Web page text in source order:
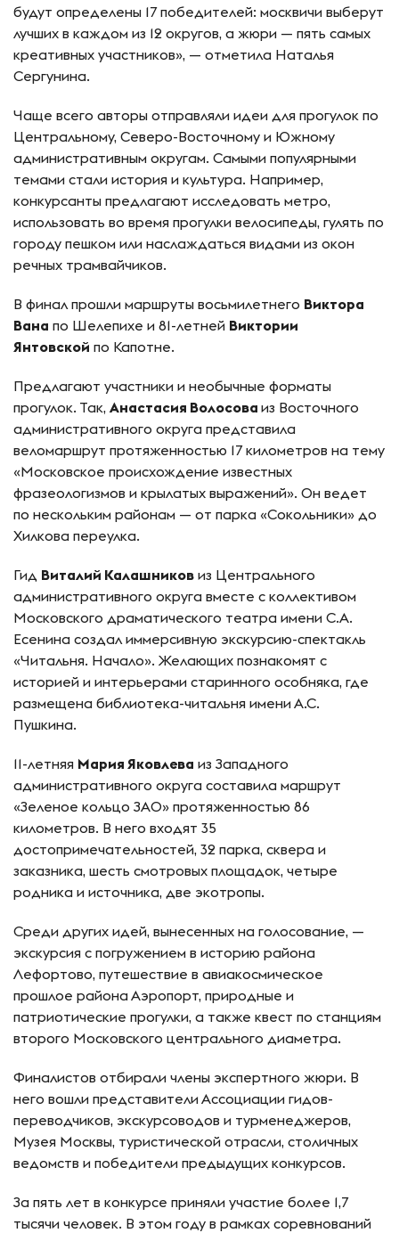
будут определены 17 победителей: москвичи выберут
лучших в каждом из 12 округов, а жюри — пять самых
креативных участников», — отметила Наталья
Сергунина.
Чаще всего авторы отправляли идеи для прогулок по
Центральному, Северо-Восточному и Южному
административным округам. Самыми популярными
темами стали история и культура. Например,
конкурсанты предлагают исследовать метро,
использовать во время прогулки велосипеды, гулять по
городу пешком или наслаждаться видами из окон
речных трамвайчиков.
В финал прошли маршруты восьмилетнего Виктора
Вана по Шелепихе и 81-летней Виктории
Янтовской по Капотне.
Предлагают участники и необычные форматы
прогулок. Так, Анастасия Волосова из Восточного
административного округа представила
веломаршрут протяженностью 17 километров на тему
«Московское происхождение известных
фразеологизмов и крылатых выражений». Он ведет
по нескольким районам — от парка «Сокольники» до
Хилкова переулка.
Гид Виталий Калашников из Центрального
административного округа вместе с коллективом
Московского драматического театра имени С.А.
Есенина создал иммерсивную экскурсию-спектакль
«Читальня. Начало». Желающих познакомят с
историей и интерьерами старинного особняка, где
размещена библиотека-читальня имени А.С.
Пушкина.
11-летняя Мария Яковлева из Западного
административного округа составила маршрут
«Зеленое кольцо ЗАО» протяженностью 86
километров. В него входят 35
достопримечательностей, 32 парка, сквера и
заказника, шесть смотровых площадок, четыре
родника и источника, две экотропы.
Среди других идей, вынесенных на голосование, —
экскурсия с погружением в историю района
Лефортово, путешествие в авиакосмическое
прошлое района Аэропорт, природные и
патриотические прогулки, а также квест по станциям
второго Московского центрального диаметра.
Финалистов отбирали члены экспертного жюри. В
него вошли представители Ассоциации гидов-
переводчиков, экскурсоводов и турменеджеров,
Музея Москвы, туристической отрасли, столичных
ведомств и победители предыдущих конкурсов.
За пять лет в конкурсе приняли участие более 1,7
тысячи человек. В этом году в рамках соревнований